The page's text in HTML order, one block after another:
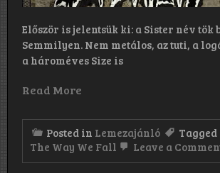
Először is jelentsük ki: a Sister név tök
Semmilyen. Nem metálos, az tuti, a
a hároméves Size is
Read More
Posted in Lemezajánló Tagged
The Way We Fall
Leave a